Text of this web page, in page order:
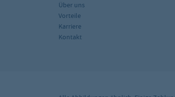
Über uns
Vorteile
Karriere
Kontakt